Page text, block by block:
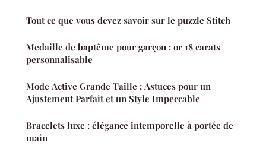
Tout ce que vous devez savoir sur le puzzle Stitch
Medaille de baptême pour garçon : or 18 carats
personnalisable
Mode Active Grande Taille : Astuces pour un
Ajustement Parfait et un Style Impeccable
Bracelets luxe : élégance intemporelle à portée de
main